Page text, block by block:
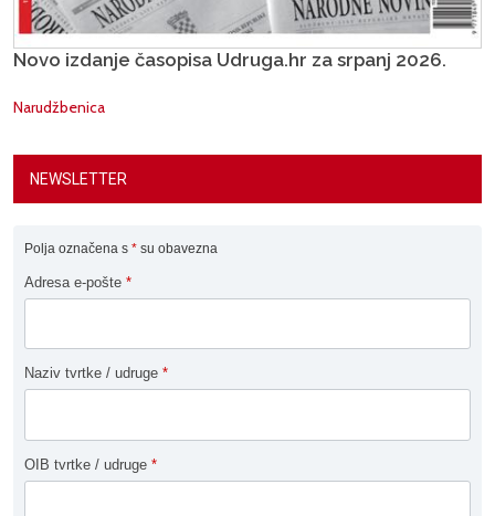
Novo izdanje časopisa Udruga.hr za srpanj 2026.
Narudžbenica
NEWSLETTER
Polja označena s * su obavezna
Adresa e-pošte *
Naziv tvrtke / udruge *
OIB tvrtke / udruge *